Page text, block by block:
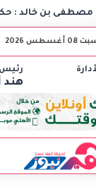
: حكايات تكتبها
أغسطس 2026
رئيس
هند